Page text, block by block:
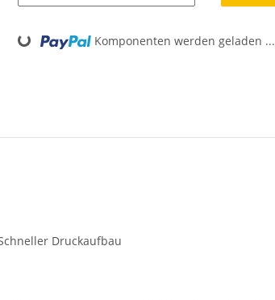
Loading... Komponenten werden geladen ...
Druckaufbau